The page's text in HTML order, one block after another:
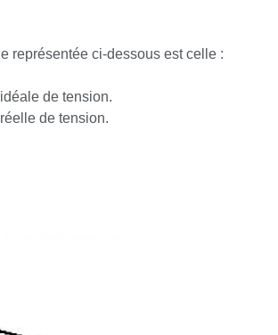
représentée ci-dessous est celle :
de tension.
de tension.